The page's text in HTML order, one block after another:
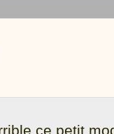
ce petit